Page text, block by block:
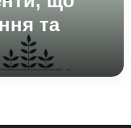
та